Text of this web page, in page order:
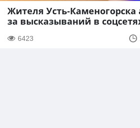
Жителя Усть-Каменогорска
за высказываний в
6423